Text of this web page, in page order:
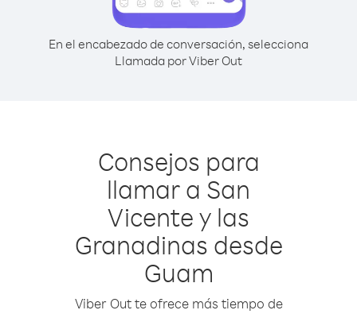
En el encabezado de conversación, selecciona
Llamada por Viber Out
Consejos para
llamar a San
Vicente y las
Granadinas desde
Guam
Viber Out te ofrece más tiempo de